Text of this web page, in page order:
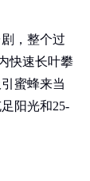
，整个过
快速长叶攀
蜜蜂来当
阳光和25-